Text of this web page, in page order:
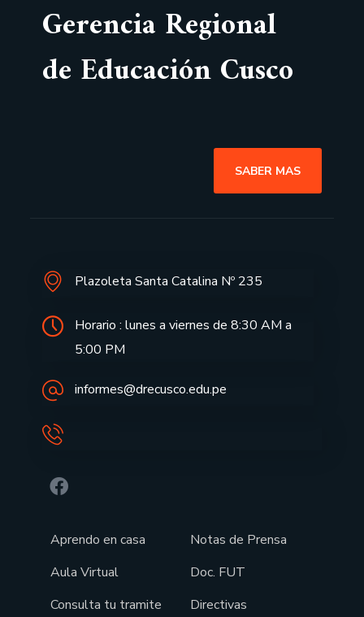
Gerencia Regional
de Educación Cusco
SABER MAS
Plazoleta Santa Catalina Nº 235
Horario : lunes a viernes de 8:30 AM a
5:00 PM
informes@drecusco.edu.pe
Aprendo en casa
Aula Virtual
Consulta tu tramite
Notas de Prensa
Doc. FUT
Directivas